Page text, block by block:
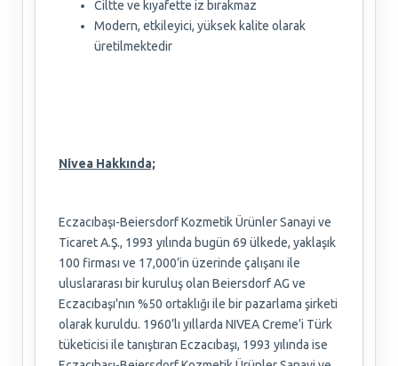
Ciltte ve kıyafette iz bırakmaz
Modern, etkileyici, yüksek kalite olarak
üretilmektedir
Nivea Hakkında;
Eczacıbaşı-Beiersdorf Kozmetik Ürünler Sanayi ve
Ticaret A.Ş., 1993 yılında bugün 69 ülkede, yaklaşık
100 firması ve 17,000’in üzerinde çalışanı ile
uluslararası bir kuruluş olan Beiersdorf AG ve
Eczacıbaşı'nın %50 ortaklığı ile bir pazarlama şirketi
olarak kuruldu. 1960’lı yıllarda NIVEA Creme’i Türk
tüketicisi ile tanıştıran Eczacıbaşı, 1993 yılında ise